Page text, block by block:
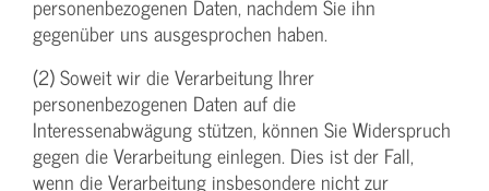
personenbezogenen Daten, nachdem Sie ihn
gegenüber uns ausgesprochen haben.
(2) Soweit wir die Verarbeitung Ihrer
personenbezogenen Daten auf die
Interessenabwägung stützen, können Sie Widerspruch
gegen die Verarbeitung einlegen. Dies ist der Fall,
wenn die Verarbeitung insbesondere nicht zur